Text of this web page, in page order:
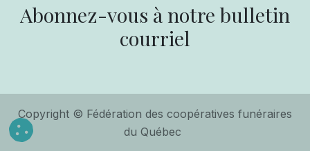
Abonnez-vous à notre bulletin
courriel
Copyright © Fédération des coopératives funéraires
du Québec